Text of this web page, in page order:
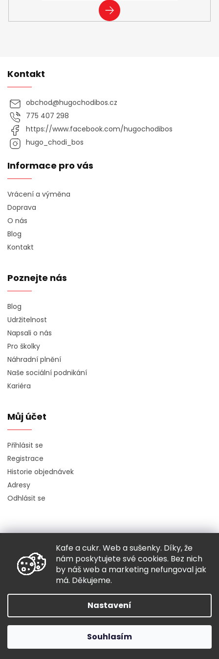
Kafe a cukr. Web a sušenky. Díky, že
nám poskytujete své cookies. Bez nich
by náš web a marketing nefungoval jak
má. Děkujeme.
Nastavení
Souhlasím
PŘIHLÁSIT
SE
Kontakt
obchod@hugochodibos.cz
775 407 298
https://www.facebook.com/hugochodibos
hugo_chodi_bos
Informace pro vás
Vrácení a výměna
Doprava
O nás
Blog
Kontakt
Poznejte nás
Blog
Udržitelnost
Napsali o nás
Pro školky
Náhradní plnění
Naše sociální podnikání
Kariéra
Můj účet
Přihlásit se
Registrace
Historie objednávek
Adresy
Odhlásit se
Copyright 2026Hugo chodí bos. Všechna práva vyhrazena.
Grafický návrh vytvořil a nakódovalShoptak.cz